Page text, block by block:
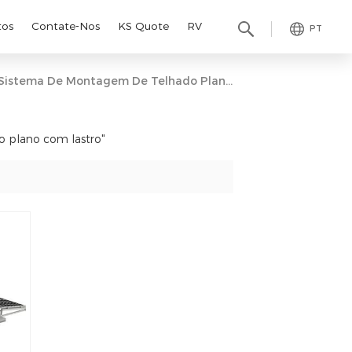
PT
Contate-Nos KS Quote RV
Sistema De Montagem De Telhado Plano Com Lastro
plano com lastro"